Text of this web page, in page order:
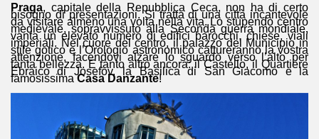
Praga, capitale della Repubblica Ceca, non ha di certo
bisogno di presentazioni. Si tratta di una città incantevole
da visitare almeno una volta nella vita. Lo stupendo centro
medievale, sopravvissuto alla Seconda guerra mondiale,
vanta un elevato numero di edifici barocchi, chiese, viali
imperiali. Nel cuore del centro, il palazzo del Municipio in
stile gotico e l’Orologio astronomico cattureranno la vostra
attenzione, facendovi alzare lo sguardo verso l’alto per
tanta bellezza. E tanto altro ancora: il Castello, il Quartiere
Ebraico di Josefov, la Basilica di San Giacomo e la
famosissimaCasa Danzante!